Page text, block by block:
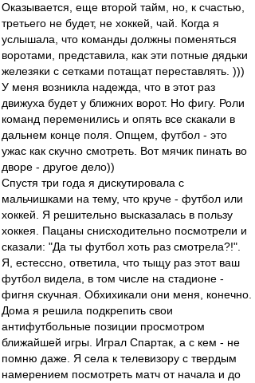
Оказывается, еще второй тайм, но, к счастью,
третьего не будет, не хоккей, чай. Когда я
услышала, что команды должны поменяться
воротами, представила, как эти потные дядьки
железяки с сетками потащат переставлять. )))
У меня возникла надежда, что в этот раз
движуха будет у ближних ворот. Но фигу. Роли
команд переменились и опять все скакали в
дальнем конце поля. Опщем, футбол - это
ужас как скучно смотреть. Вот мячик пинать во
дворе - другое дело))
Спустя три года я дискутировала с
мальчишками на тему, что круче - футбол или
хоккей. Я решительно высказалась в пользу
хоккея. Пацаны снисходительно посмотрели и
сказали: "Да ты футбол хоть раз смотрела?!".
Я, естессно, ответила, что тыщу раз этот ваш
футбол видела, в том числе на стадионе -
фигня скучная. Обхихикали они меня, конечно.
Дома я решила подкрепить свои
антифутбольные позиции просмотром
ближайшей игры. Играл Спартак, а с кем - не
помню даже. Я села к телевизору с твердым
намерением посмотреть матч от начала и до